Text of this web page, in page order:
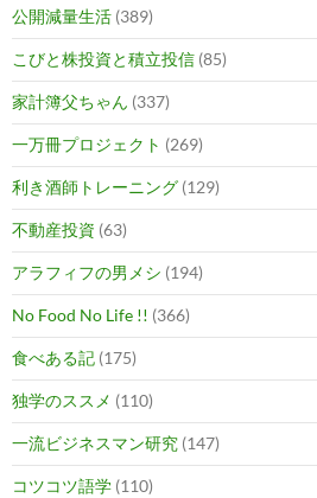
公開減量生活 (389)
こびと株投資と積立投信 (85)
家計簿父ちゃん (337)
一万冊プロジェクト (269)
利き酒師トレーニング (129)
不動産投資 (63)
アラフィフの男メシ (194)
No Food No Life !! (366)
食べある記 (175)
独学のススメ (110)
一流ビジネスマン研究 (147)
コツコツ語学 (110)